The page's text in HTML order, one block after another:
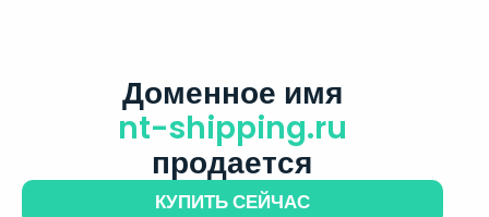
Доменное имя
nt-shipping.ru
продается
КУПИТЬ СЕЙЧАС